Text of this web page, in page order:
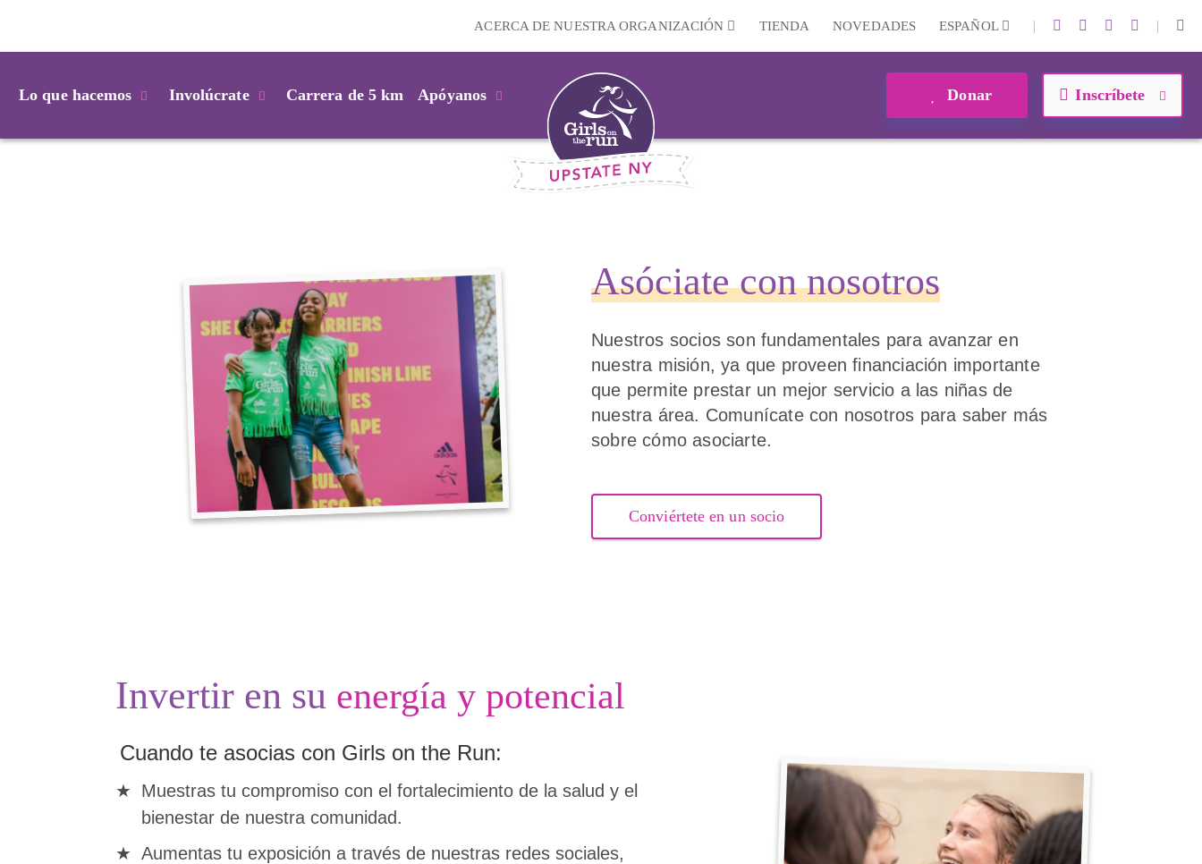
ACERCA DE NUESTRA ORGANIZACIÓN TIENDA NOVEDADES ESPAÑOL | |
Lo que hacemos Involúcrate Carrera de 5 km Apóyanos Donar Inscríbete
Asóciate con nosotros
Nuestros socios son fundamentales para avanzar en
nuestra misión, ya que proveen financiación importante
que permite prestar un mejor servicio a las niñas de
nuestra área. Comunícate con nosotros para saber más
sobre cómo asociarte.
Conviértete en un socio
Invertir en su energía y potencial
Cuando te asocias con Girls on the Run:
Muestras tu compromiso con el fortalecimiento de la salud y el
bienestar de nuestra comunidad.
Aumentas tu exposición a través de nuestras redes sociales,